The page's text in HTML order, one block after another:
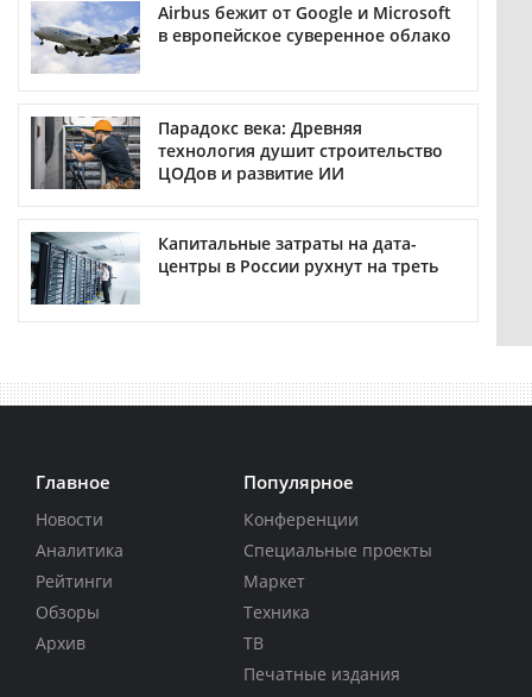
Airbus бежит от Google и Microsoft
в европейское суверенное облако
Парадокс века: Древняя
технология душит строительство
ЦОДов и развитие ИИ
Капитальные затраты на дата-
центры в России рухнут на треть
Главное
Новости
Аналитика
Рейтинги
Обзоры
Архив
Популярное
Конференции
Специальные проекты
Маркет
Техника
ТВ
Печатные издания